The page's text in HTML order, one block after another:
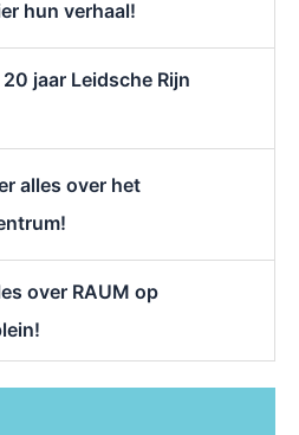
hun verhaal!
jaar Leidsche Rijn
alles over het
over RAUM op